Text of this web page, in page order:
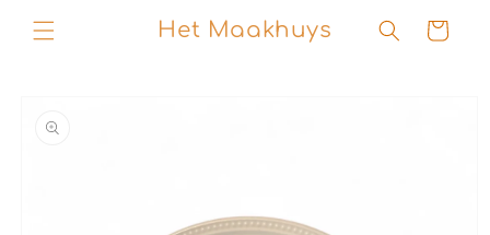
content
Het Maakhuys Cart
information